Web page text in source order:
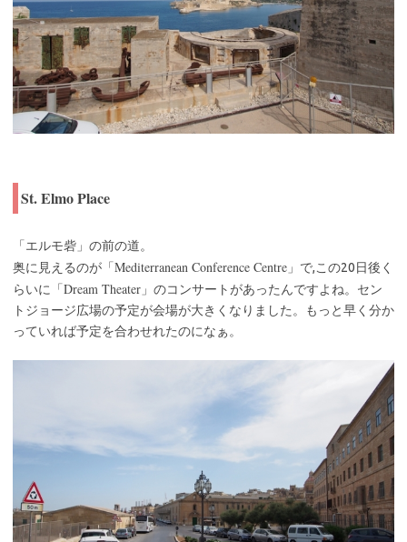
St. Elmo Place
「エルモ砦」の前の道。
奥に見えるのが「Mediterranean Conference Centre 」で,この20日後く
らいに「Dream Theater 」のコンサートがあったんですよね。セン
トジョージ広場の予定が会場が大きくなりました。もっと早く分か
っていれば予定を合わせれたのになぁ。